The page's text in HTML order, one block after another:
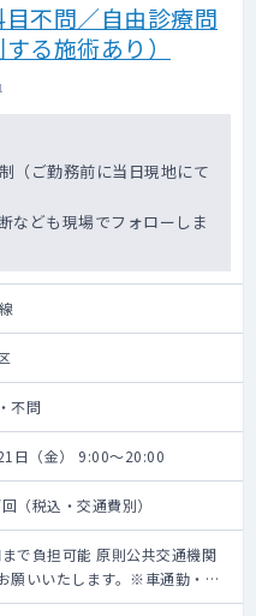
不問／自由診療問
る施術あり）
（ご勤務前に当日現地にて
なども現場でフォローしま
不問
日（金） 9:00～20:00
（税込・交通費別）
で負担可能 原則公共交通機関
願いいたします。※車通勤・タ
相談